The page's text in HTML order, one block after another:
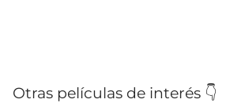
Otras películas de interés 👇